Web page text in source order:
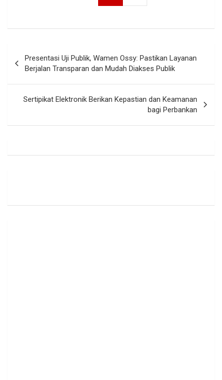
pos
Presentasi Uji Publik, Wamen Ossy: Pastikan Layanan
Berjalan Transparan dan Mudah Diakses Publik
Sertipikat Elektronik Berikan Kepastian dan Keamanan
bagi Perbankan